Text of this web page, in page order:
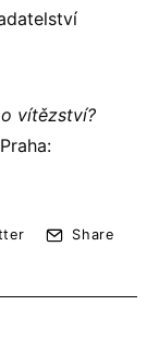
vítězství?
Share